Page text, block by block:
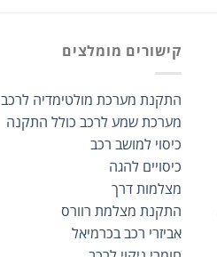
קישורים מומלצים
התקנת מערכת מולטימדיה לרכב
מערכת שמע לרכב כולל התקנה
כיסוי למושב רכב
כיסויים להגה
מצלמות דרך
התקנת מצלמת רוורס
אביזרי רכב בכרמיאל